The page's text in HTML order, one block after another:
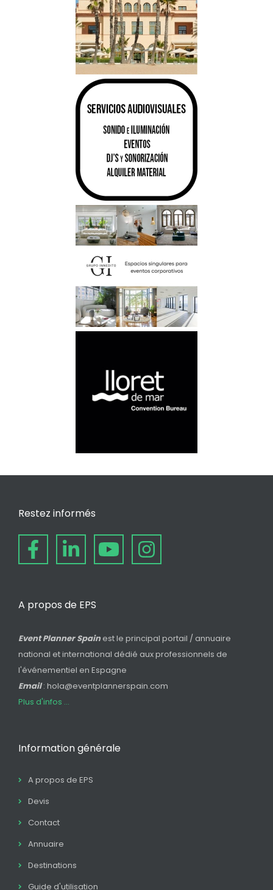
Restez informés
A propos de EPS
Event Planner Spain est le principal portail / annuaire
national et international dédié aux professionnels de
l'événementiel en Espagne
Email: hola@eventplannerspain.com
Plus d'infos ...
Information générale
A propos de EPS
Devis
Contact
Annuaire
Destinations
Guide d'utilisation